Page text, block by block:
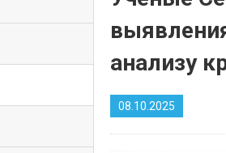
анализу
08.10.2025